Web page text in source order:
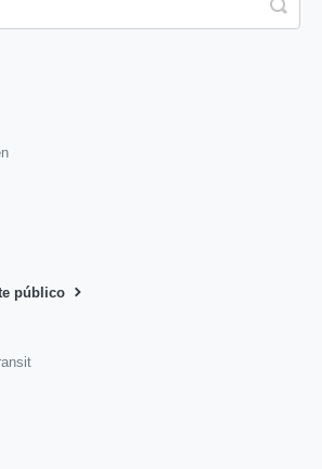
público